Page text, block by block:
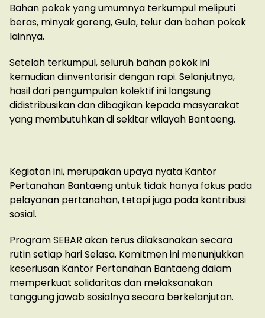
Bahan pokok yang umumnya terkumpul meliputi
beras, minyak goreng, Gula, telur dan bahan pokok
lainnya.
Setelah terkumpul, seluruh bahan pokok ini
kemudian diinventarisir dengan rapi. Selanjutnya,
hasil dari pengumpulan kolektif ini langsung
didistribusikan dan dibagikan kepada masyarakat
yang membutuhkan di sekitar wilayah Bantaeng.
Kegiatan ini, merupakan upaya nyata Kantor
Pertanahan Bantaeng untuk tidak hanya fokus pada
pelayanan pertanahan, tetapi juga pada kontribusi
sosial.
Program SEBAR akan terus dilaksanakan secara
rutin setiap hari Selasa. Komitmen ini menunjukkan
keseriusan Kantor Pertanahan Bantaeng dalam
memperkuat solidaritas dan melaksanakan
tanggung jawab sosialnya secara berkelanjutan.